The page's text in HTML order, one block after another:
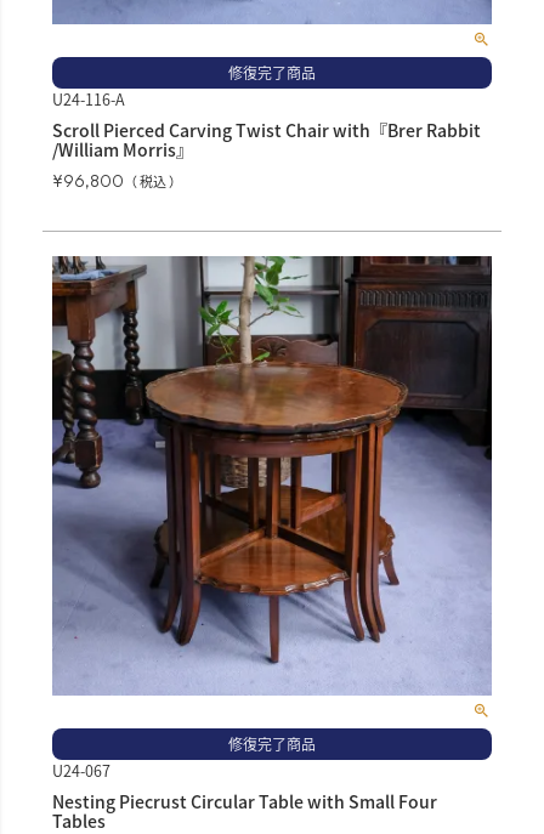
修復完了商品
U24-116-A
Scroll Pierced Carving Twist Chair with『Brer Rabbit
/William Morris』
¥96,800 税込
修復完了商品
U24-067
Nesting Piecrust Circular Table with Small Four
Tables